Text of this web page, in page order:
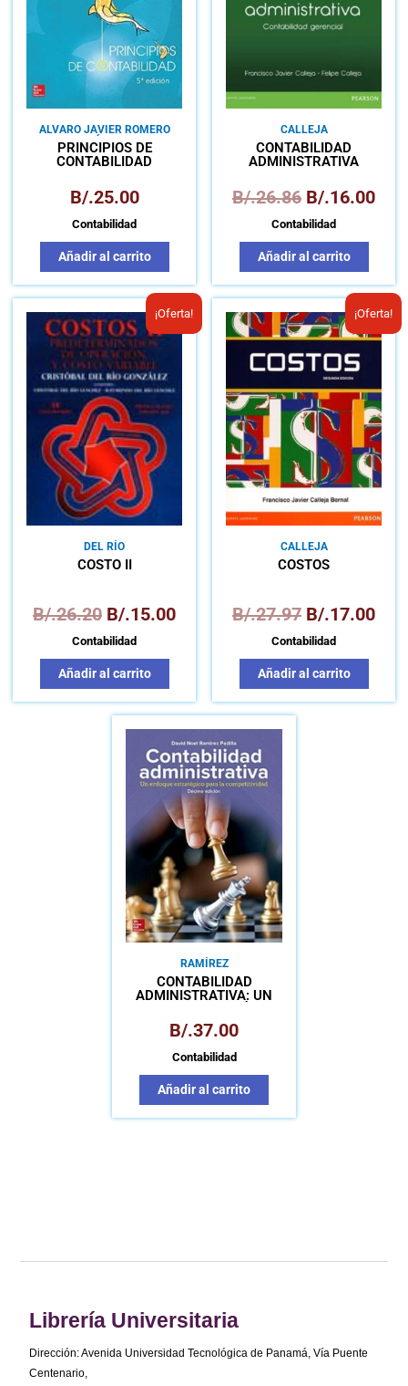
ALVARO JAVIER ROMERO
LÓPEZ
PRINCIPIOS DE
CONTABILIDAD
B/.25.00
Contabilidad
Añadir al carrito
CALLEJA
CONTABILIDAD
ADMINISTRATIVA
B/.26.86 B/.16.00
Contabilidad
Añadir al carrito
¡Oferta!
DEL RÍO
COSTO II
B/.26.20
El
precio
original
era:
B/.26.20.
B/.15.00
El
precio
B/.15.00.
Contabilidad
Añadir al carrito
¡Oferta!
CALLEJA
COSTOS
B/.27.97
El
precio
original
era:
B/.27.97.
B/.17.00
El
B/
Contabilidad
Añadir al carrito
RAMÍREZ
CONTABILIDAD
ADMINISTRATIVA: UN
PARA LA COMPETIVIDAD
B/.37.00
Contabilidad
Añadir al carrito
Librería Universitaria
Dirección: Avenida Universidad Tecnológica de Panamá, Vía Puente
Centenario,